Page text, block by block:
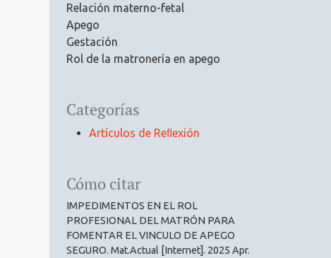
Relación materno-fetal
Apego
Gestación
Rol de la matronería en apego
Categorías
Artículos de Reﬂexión
Cómo citar
IMPEDIMENTOS EN EL ROL
PROFESIONAL DEL MATRÓN PARA
FOMENTAR EL VINCULO DE APEGO
SEGURO. Mat.Actual [Internet]. 2025 Apr.